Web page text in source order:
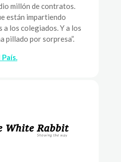
millón de contratos.
están impartiendo
los colegiados. Y a los
pillado por sorpresa”.